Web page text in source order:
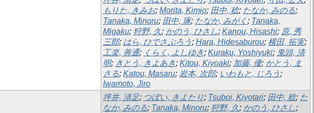
もりた, きみお; Morita, Kimio; 田中, 稔; たなか, みのる;
Tanaka, Minoru; 田中, 琢; たなか, みがく ; Tanaka,
Migaku; 狩野, 久; かのう, ひさし; Kanou, Hisashi; 原, 秀
三郎; はら, ひでさぶろう ; Hara, Hidesaburou; 横田, 拓実;
工楽, 善通; くらく, よしゆき; Kuraku, Yoshiyuki; 鬼頭, 清
明; きとう, きよあき; Kitou, Kiyoaki; 加藤, 優; かとう, ま
さる; Katou, Masaru; 岩本, 次郎; いわもと, じろう ;
Iwamoto, Jiro
坪井, 清足; つぼい, きよたり; Tsuboi, Kiyotari; 田中, 稔; た
なか, みのる; Tanaka, Minoru; 狩野, 久; かのう, ひさし;